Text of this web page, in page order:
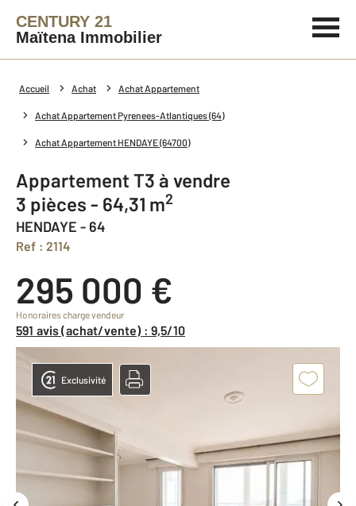
CENTURY 21
Maïtena Immobilier
Accueil Achat Achat Appartement
Achat Appartement Pyrenees-Atlantiques (64)
Achat Appartement HENDAYE (64700)
Appartement T3 à vendre
3 pièces - 64,31 m2
HENDAYE - 64
Ref : 2114
295 000 €
Honoraires charge vendeur
591 avis (achat/vente) : 9,5/10
Exclusivité